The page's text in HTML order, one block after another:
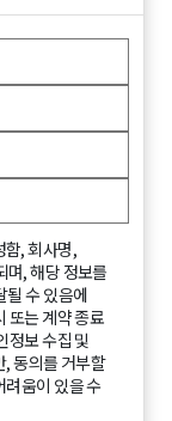
함, 회사명,
며, 해당 정보를
될 수 있음에
또는 계약 종료
정보 수집 및
, 동의를 거부할
려움이 있을 수